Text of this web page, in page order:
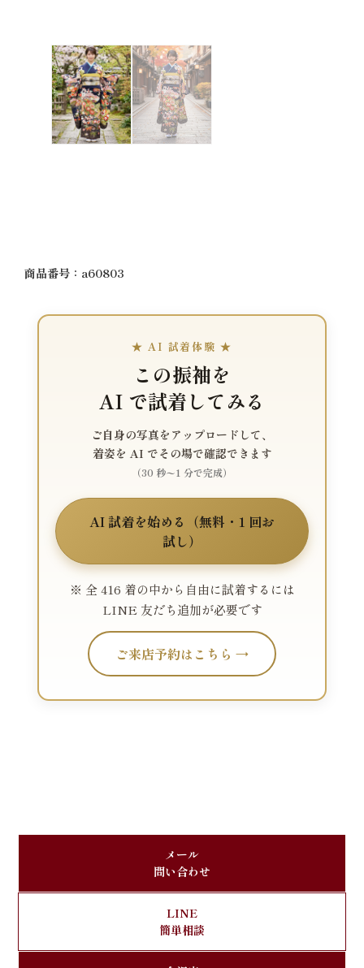
商品番号：a60803
★ AI 試着体験 ★
この振袖を
AI で試着してみる
ご自身の写真をアップロードして、
着姿を AI でその場で確認できます
（30 秒〜1 分で完成）
AI 試着を始める（無料・1 回お
試し）
※ 全 416 着の中から自由に試着するには
LINE 友だち追加が必要です
ご来店予約はこちら →
メール
問い合わせ
LINE
簡単相談